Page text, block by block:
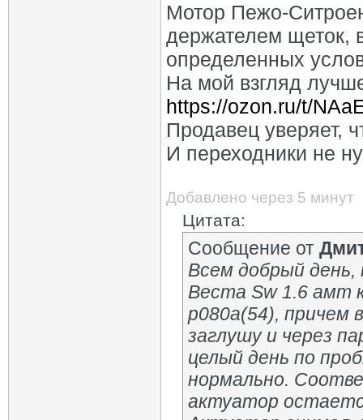
Мотор Пежо-
держателем щеток,
определенных
На мой взгляд
https://ozon.ru/t/
Продавец уверяет,
И переходники не
Добавлено через 5 минут
Цитата:
Сообщение от
Всем добрый
Веста Sw 1.6 амт
p080a(54), причем
заглушу и через
целый день по
нормально.
актуатор